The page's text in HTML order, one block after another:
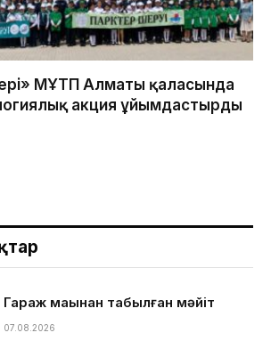
МҰТП Алматы қаласында
акция ұйымдастырды
Гараж маңынан табылған мәйіт
07.08.2026